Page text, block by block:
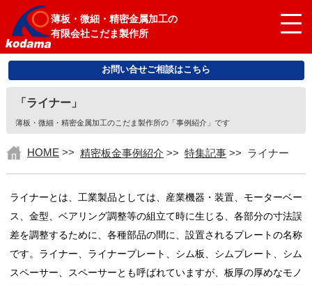
薄板・微細・精密金属加工の
有限会社こだま製作所
お問い合せご相談はこちら
「ライナー」
薄板・微細・精密金属加工のこだま製作所の「事例紹介」です
HOME >> 精密板金事例紹介 >> 特集記事>> ライナー
ライナーとは、工業製品としては、産業機器・装置、モーターベー
ス、金型、ベアリング調整等の組立て時に生じる、各部分の寸法誤
差を調整するために、各種部品の間に、設置されるプレートの名称
です。ライナー、ライナープレート、シム板、シムプレート、シム
スペーサー、スペーサーとも呼ばれていますが、 板厚の厚めなモノ